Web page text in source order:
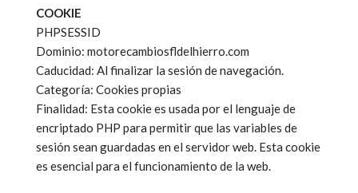
COOKIE
PHPSESSID
Dominio: motorecambiosfldelhierro.com
Caducidad: Al finalizar la sesión de navegación.
Categoría: Cookies propias
Finalidad: Esta cookie es usada por el lenguaje de
encriptado PHP para permitir que las variables de
sesión sean guardadas en el servidor web. Esta cookie
es esencial para el funcionamiento de la web.